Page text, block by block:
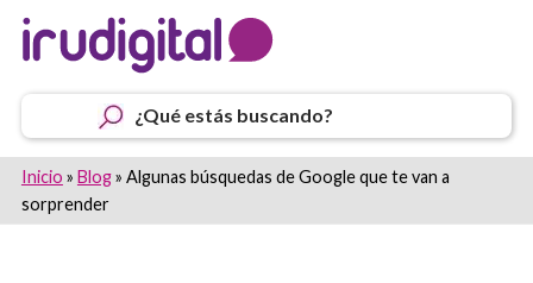
¿Qué estás buscando?
Inicio » Blog» Algunas búsquedas de Google que te van a
sorprender